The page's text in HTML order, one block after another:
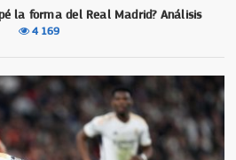
la forma del Real Madrid? Análisis
4 169